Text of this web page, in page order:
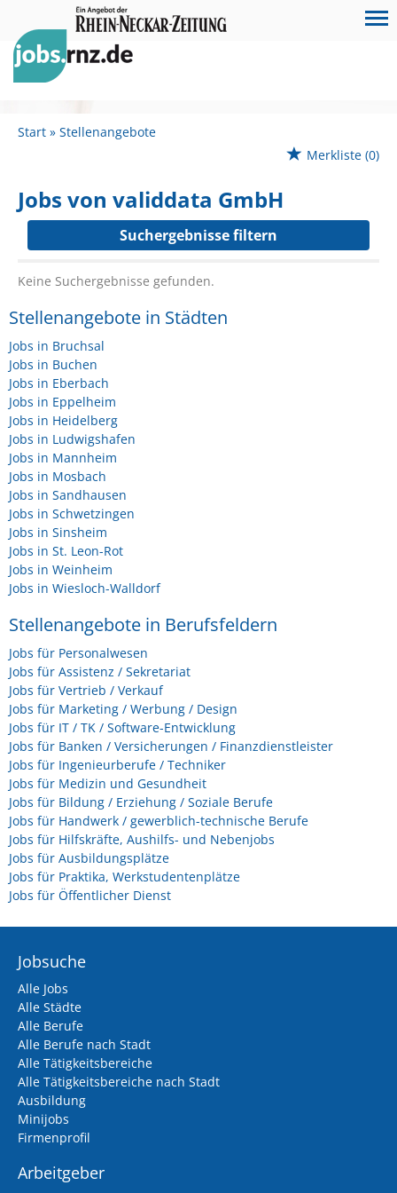
Start
Stellenangebote
Merkliste (0)
Jobs von validdata GmbH
Suchergebnisse filtern
Keine Suchergebnisse gefunden.
Stellenangebote in Städten
Jobs in Bruchsal
Jobs in Buchen
Jobs in Eberbach
Jobs in Eppelheim
Jobs in Heidelberg
Jobs in Ludwigshafen
Jobs in Mannheim
Jobs in Mosbach
Jobs in Sandhausen
Jobs in Schwetzingen
Jobs in Sinsheim
Jobs in St. Leon-Rot
Jobs in Weinheim
Jobs in Wiesloch-Walldorf
Stellenangebote in Berufsfeldern
Jobs für Personalwesen
Jobs für Assistenz / Sekretariat
Jobs für Vertrieb / Verkauf
Jobs für Marketing / Werbung / Design
Jobs für IT / TK / Software-Entwicklung
Jobs für Banken / Versicherungen / Finanzdienstleister
Jobs für Ingenieurberufe / Techniker
Jobs für Medizin und Gesundheit
Jobs für Bildung / Erziehung / Soziale Berufe
Jobs für Handwerk / gewerblich-technische Berufe
Jobs für Hilfskräfte, Aushilfs- und Nebenjobs
Jobs für Ausbildungsplätze
Jobs für Praktika, Werkstudentenplätze
Jobs für Öffentlicher Dienst
Jobsuche
Alle Jobs
Alle Städte
Alle Berufe
Alle Berufe nach Stadt
Alle Tätigkeitsbereiche
Alle Tätigkeitsbereiche nach Stadt
Ausbildung
Minijobs
Firmenprofil
Arbeitgeber